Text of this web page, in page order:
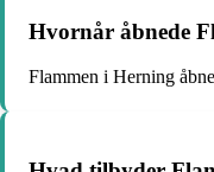
Hvornår åbnede
Flammen i Herning